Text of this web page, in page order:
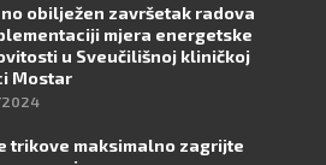
obilježen završetak radova
mjera energetske
u Sveučilišnoj kliničkoj
Mostar
trikove maksimalno zagrijte